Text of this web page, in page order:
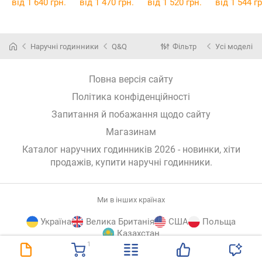
1
від 1 640 грн. від 1 470 грн. від 1 520 грн. від 1 544
Наручні годинники Q&Q Фільтр Усі моделі
Повна версія сайту
Політика конфіденційності
Запитання й побажання щодо сайту
Магазинам
Каталог наручних годинників 2026 - новинки, хіти
продажів, купити наручні годинники.
Ми в інших країнах
Україна Велика Британія США
Польща
Казахстан